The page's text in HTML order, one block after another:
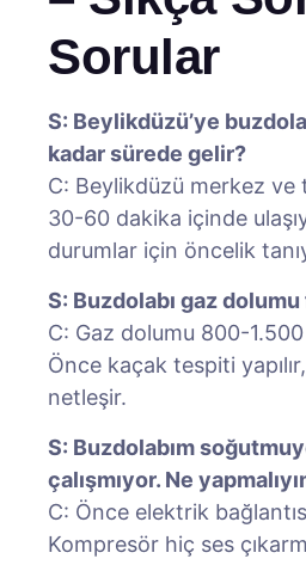
Sorular
S: Beylikdüzü’ye
kadar sürede gelir?
C: Beylikdüzü merkez ve
30-60 dakika içinde
durumlar için öncelik
S: Buzdolabı gaz
C: Gaz dolumu 800-1.500
Önce kaçak tespiti
netleşir.
S: Buzdolabım
çalışmıyor. Ne
C: Önce elektrik
Kompresör hiç ses